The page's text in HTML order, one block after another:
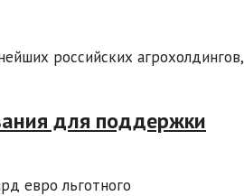
российских агрохолдингов,
для поддержки
евро льготного